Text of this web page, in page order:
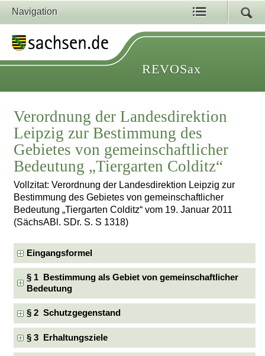
Navigation
REVOSax
Verordnung der Landesdirektion
Leipzig zur Bestimmung des
Gebietes von gemeinschaftlicher
Bedeutung „Tiergarten Colditz“
Vollzitat: Verordnung der Landesdirektion Leipzig zur
Bestimmung des Gebietes von gemeinschaftlicher
Bedeutung „Tiergarten Colditz“ vom 19. Januar 2011
(SächsABl. SDr. S. S 1318)
Eingangsformel
§ 1 Bestimmung als Gebiet von gemeinschaftlicher
Bedeutung
§ 2 Schutzgegenstand
§ 3 Erhaltungsziele